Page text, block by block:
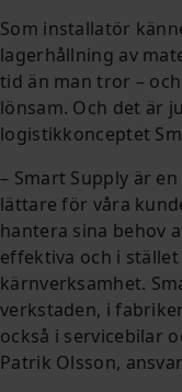
Som installatör
lagerhållning av
tid än man tror –
lönsam. Och det är
logistikkonceptet
– Smart Supply är
lättare för våra
hantera sina behov
effektiva och i
kärnverksamhet.
verkstaden, i
också i servicebilar
Patrik Olsson,